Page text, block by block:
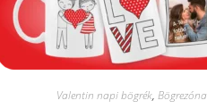
Valentin napi bögrék,Bögrezóna